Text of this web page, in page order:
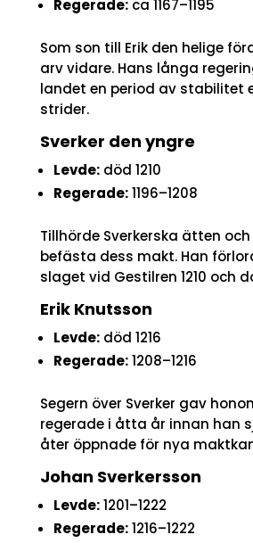
Regerade:ca 1167–1195
Som son till Erik den helige
arv vidare. Hans långa
landet en period av stabilitet
strider.
Sverker den yngre
Levde:död 1210
Regerade:1196–1208
Tillhörde Sverkerska ätten
befästa dess makt. Han
slaget vid Gestilren 1210 och
Erik Knutsson
Levde:död 1216
Regerade:1208–1216
Segern över Sverker gav
regerade i åtta år innan han
åter öppnade för nya
Johan Sverkersson
Levde:1201–1222
Regerade:1216–1222